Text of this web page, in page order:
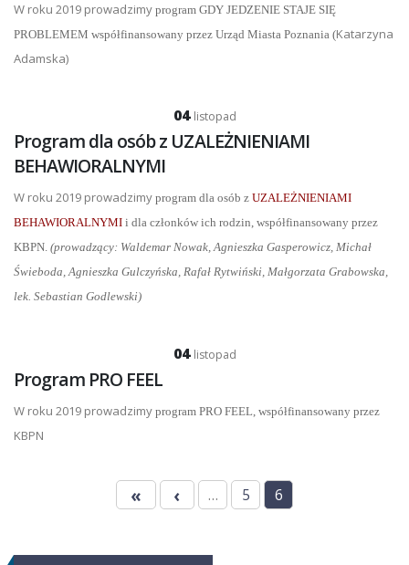
W roku 2019 prowadzimy program GDY JEDZENIE STAJE SIĘ
PROBLEMEM współfinansowany przez Urząd Miasta Poznania (Katarzyna
Adamska)
04 listopad
Program dla osób z UZALEŻNIENIAMI
BEHAWIORALNYMI
W roku 2019 prowadzimy program dla osób z UZALEŻNIENIAMI
BEHAWIORALNYMI i dla członków ich rodzin, współfinansowany przez
KBPN. (prowadzący: Waldemar Nowak, Agnieszka Gasperowicz, Michał
Świeboda, Agnieszka Gulczyńska, Rafał Rytwiński, Małgorzata Grabowska,
lek. Sebastian Godlewski)
04 listopad
Program PRO FEEL
W roku 2019 prowadzimy program PRO FEEL, współfinansowany przez
KBPN
« ‹ … 5 6